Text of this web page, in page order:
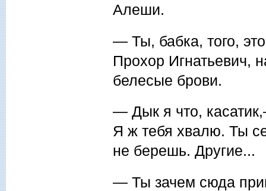
Алеши.
— Ты, бабка, того,
Про­хор Игнатьевич,
белесые брови.
— Дык я что,
Я ж тебя хвалю. Ты
не берешь. Другие...
— Ты зачем сюда